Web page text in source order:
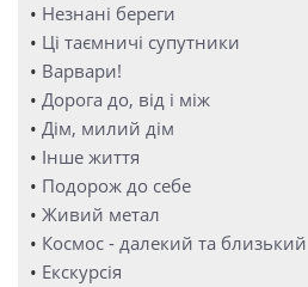
• Незнані береги
• Ці таємничі супутники
• Варвари!
• Дорога до, від і між
• Дім, милий дім
• Інше життя
• Подорож до себе
• Живий метал
• Космос - далекий та близький
• Екскурсія